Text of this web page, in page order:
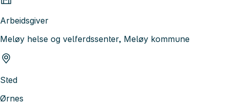
Arbeidsgiver
Meløy helse og velferdssenter, Meløy kommune
Sted
Ørnes